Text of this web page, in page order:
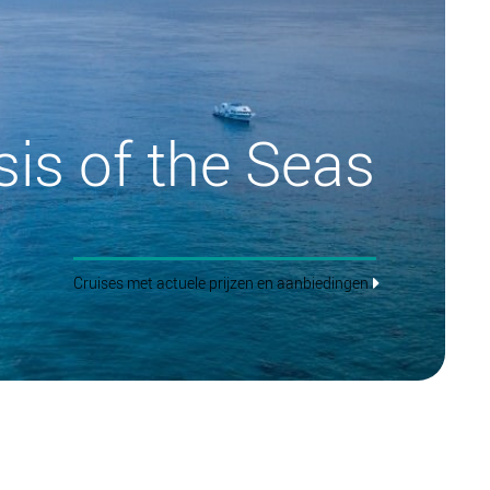
of the Seas
Cruises met actuele prijzen en aanbiedingen